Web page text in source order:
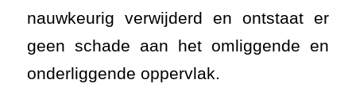
nauwkeurig verwijderd en ontstaat er
geen schade aan het omliggende en
onderliggende oppervlak.